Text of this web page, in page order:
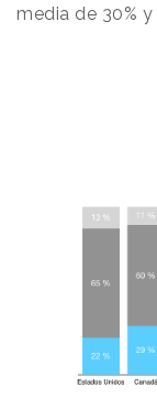
media de 30%